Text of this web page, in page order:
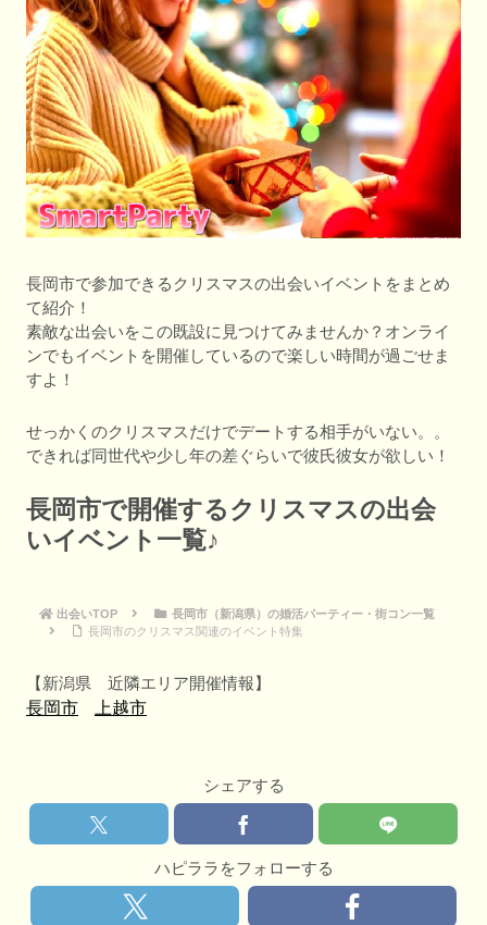
長岡市で参加できるクリスマスの出会いイベントをまとめ
て紹介！
素敵な出会いをこの既設に見つけてみませんか？オンライ
ンでもイベントを開催しているので楽しい時間が過ごせま
すよ！
せっかくのクリスマスだけでデートする相手がいない。。
できれば同世代や少し年の差ぐらいで彼氏彼女が欲しい！
長岡市で開催するクリスマスの出会
いイベント一覧♪
出会いTOP
長岡市（新潟県）の婚活パーティー・街コン一覧
長岡市のクリスマス関連のイベント特集
【新潟県 近隣エリア開催情報】
長岡市
上越市
シェアする
ハピララをフォローする